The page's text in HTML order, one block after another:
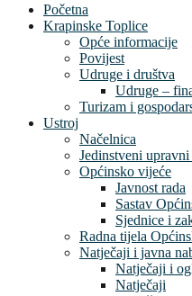
Početna
Krapinske Toplice
Opće informacije
Povijest
Udruge i društva
Udruge –
Turizam i
Ustroj
Načelnica
Jedinstveni
Općinsko vijeće
Javnost rada
Sastav
Sjednice i
Radna tijela
Natječaji i javna
Natječaji i
Natječaji